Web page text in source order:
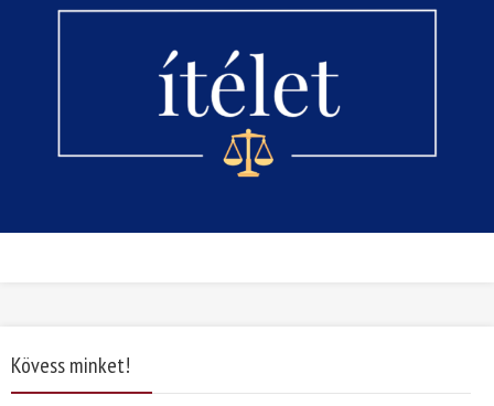
Kövess minket!